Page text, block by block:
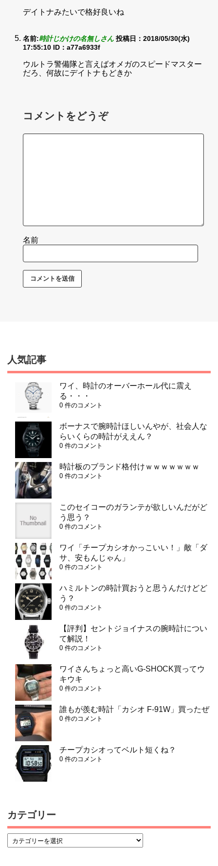
デイトナみたいで格好良いね
名前:時計じかけの名無しさん 投稿日：2018/05/30(水)
17:55:10 ID：a77a6933f
ウルトラ警備隊と言えばオメガのスピードマスター
だろ、何故にデイトナもどきか
コメントをどうぞ
名前
人気記事
ワイ、時計のオーバーホール代に震え
る・・・
0 件のコメント
ボーナスで腕時計ほしいんやが、社会人な
らいくらの時計がええん？
0 件のコメント
時計板のブランド格付けｗｗｗｗｗｗｗ
0 件のコメント
このセイコーのガランテが欲しいんだがど
う思う？
0 件のコメント
ワイ「チープカシオかっこいい！」敵「ダ
サ、安もんじゃん」
0 件のコメント
ハミルトンの時計買おうと思うんだけどど
う？
0 件のコメント
【評判】セントジョイナスの腕時計につい
て解説！
0 件のコメント
ワイさんちょっと高いG-SHOCK買ってウ
キウキ
0 件のコメント
誰もが羨む時計「カシオ F-91W」買ったぜ
0 件のコメント
チープカシオってベルト短くね？
0 件のコメント
カテゴリー